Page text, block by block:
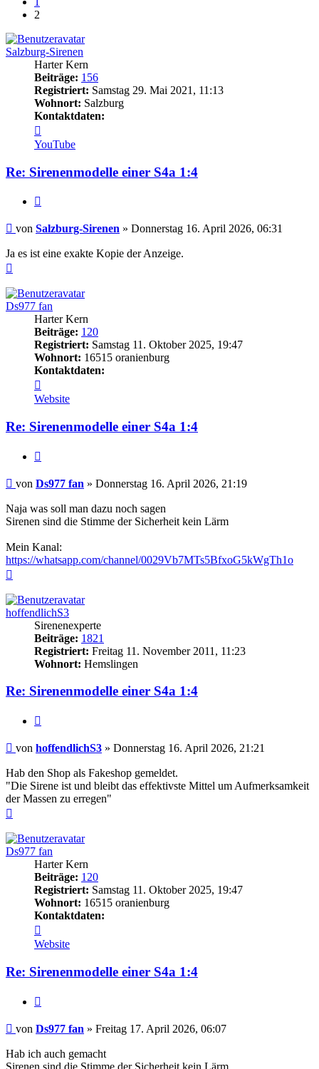
2
Salzburg-Sirenen
Harter Kern
Beiträge: 156
Registriert: Samstag 29. Mai 2021, 11:13
Wohnort: Salzburg
Kontaktdaten:
von
Salzburg-
YouTube
Re: Sirenenmodelle einer S4a 1:4
Beitrag
von Salzburg-Sirenen » Donnerstag 16. April 2026, 06:31
Ja es ist eine exakte Kopie der Anzeige.
Ds977 fan
Harter Kern
Beiträge: 120
Registriert: Samstag 11. Oktober 2025, 19:47
Wohnort: 16515 oranienburg
Kontaktdaten:
von
Ds977
Website
Re: Sirenenmodelle einer S4a 1:4
Beitrag
von Ds977 fan » Donnerstag 16. April 2026, 21:19
Naja was soll man dazu noch sagen
Sirenen sind die Stimme der Sicherheit kein Lärm
Mein Kanal:
https://whatsapp.com/channel/0029Vb7MTs5BfxoG5kWgTh1o
hoffendlichS3
Sirenenexperte
Beiträge: 1821
Registriert: Freitag 11. November 2011, 11:23
Wohnort: Hemslingen
Re: Sirenenmodelle einer S4a 1:4
Beitrag
von hoffendlichS3 » Donnerstag 16. April 2026, 21:21
Hab den Shop als Fakeshop gemeldet.
"Die Sirene ist und bleibt das effektivste Mittel um Aufmerksamkeit
der Massen zu erregen"
Ds977 fan
Harter Kern
Beiträge: 120
Registriert: Samstag 11. Oktober 2025, 19:47
Wohnort: 16515 oranienburg
Kontaktdaten:
von
Ds977
Website
Re: Sirenenmodelle einer S4a 1:4
Beitrag
von Ds977 fan » Freitag 17. April 2026, 06:07
Hab ich auch gemacht
Sirenen sind die Stimme der Sicherheit kein Lärm